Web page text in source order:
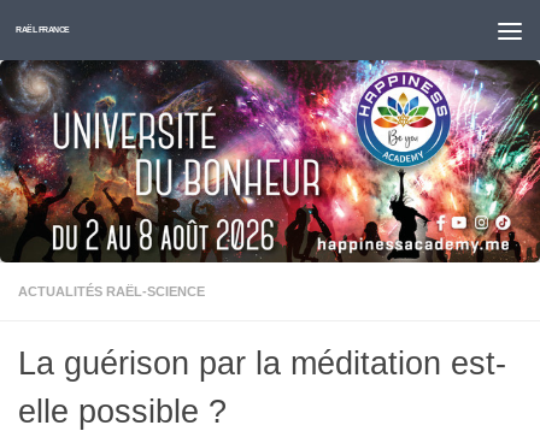
Skip to content
RAËL FRANCE
ACTUALITÉS RAËL-SCIENCE
La guérison par la méditation est-
elle possible ?